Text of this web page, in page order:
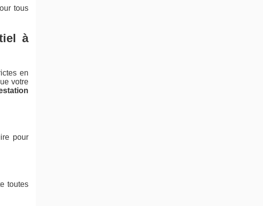
tous
à
en
votre
pour
toutes